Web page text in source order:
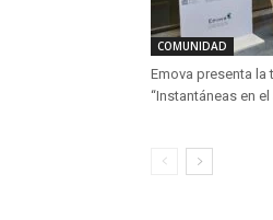
COMUNIDAD
Emova presenta la
“Instantáneas en el